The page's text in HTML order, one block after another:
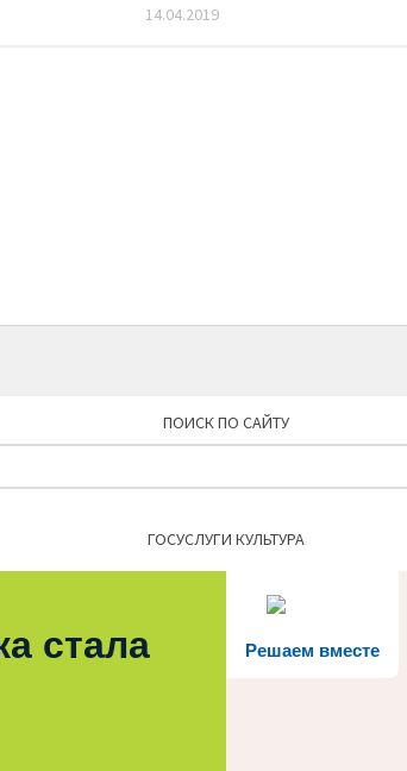
14.04.2019
ПОИСК ПО САЙТУ
ГОСУСЛУГИ КУЛЬТУРА
Решаем вместе
стала